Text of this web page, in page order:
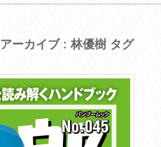
アーカイブ : 林優樹 タグ